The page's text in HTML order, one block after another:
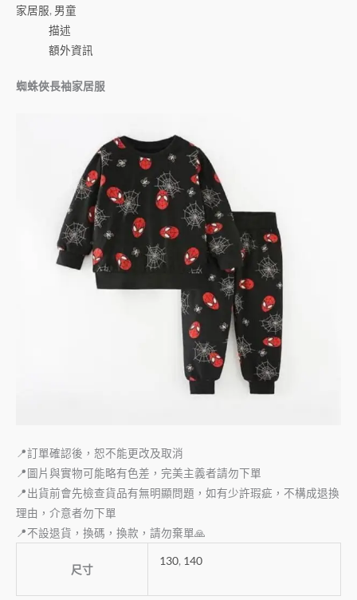
家居服, 男童
描述
額外資訊
蜘蛛俠長袖家居服
📍訂單確認後，恕不能更改及取消
📍圖片與實物可能略有色差，完美主義者請勿下單
📍出貨前會先檢查貨品有無明顯問題，如有少許瑕疵，不構成退換
理由，介意者勿下單
📍不設退貨，換碼，換款，請勿棄單🙏
尺寸
130, 140